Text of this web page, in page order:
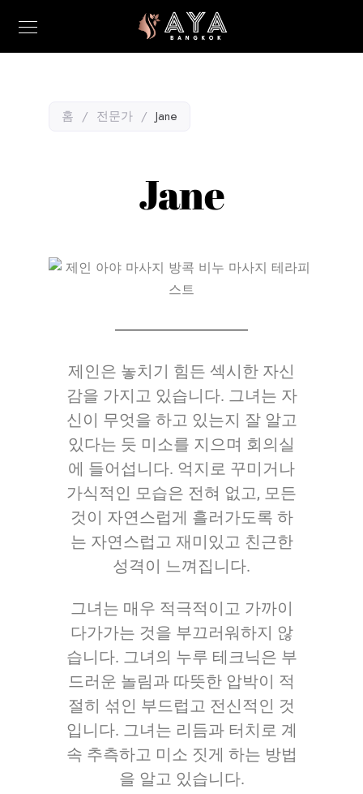
홈 / 전문가 / Jane
Jane
제인은 놓치기 힘든 섹시한 자신
감을 가지고 있습니다. 그녀는 자
신이 무엇을 하고 있는지 잘 알고
있다는 듯 미소를 지으며 회의실
에 들어섭니다. 억지로 꾸미거나
가식적인 모습은 전혀 없고, 모든
것이 자연스럽게 흘러가도록 하
는 자연스럽고 재미있고 친근한
성격이 느껴집니다.
그녀는 매우 적극적이고 가까이
다가가는 것을 부끄러워하지 않
습니다. 그녀의 누루 테크닉은 부
드러운 놀림과 따뜻한 압박이 적
절히 섞인 부드럽고 전신적인 것
입니다. 그녀는 리듬과 터치로 계
속 추측하고 미소 짓게 하는 방법
을 알고 있습니다.